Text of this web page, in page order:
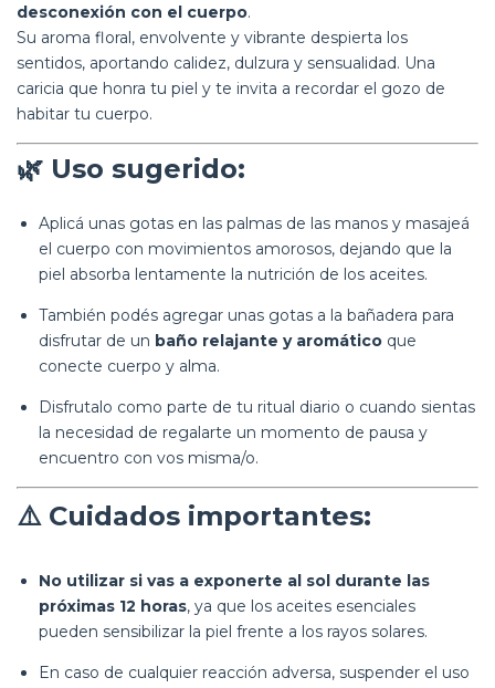
desconexión con el cuerpo.
Su aroma floral, envolvente y vibrante despierta los
sentidos, aportando calidez, dulzura y sensualidad. Una
caricia que honra tu piel y te invita a recordar el gozo de
habitar tu cuerpo.
🌿 Uso sugerido:
Aplicá unas gotas en las palmas de las manos y masajeá
el cuerpo con movimientos amorosos, dejando que la
piel absorba lentamente la nutrición de los aceites.
También podés agregar unas gotas a la bañadera para
disfrutar de un baño relajante y aromático que
conecte cuerpo y alma.
Disfrutalo como parte de tu ritual diario o cuando sientas
la necesidad de regalarte un momento de pausa y
encuentro con vos misma/o.
⚠️ Cuidados importantes:
No utilizar si vas a exponerte al sol durante las
próximas 12 horas, ya que los aceites esenciales
pueden sensibilizar la piel frente a los rayos solares.
En caso de cualquier reacción adversa, suspender el uso